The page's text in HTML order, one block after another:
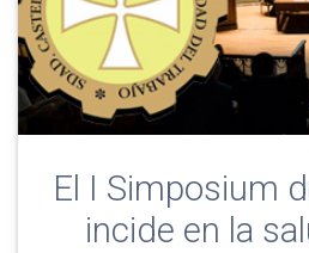
El I Simposium
incide en la